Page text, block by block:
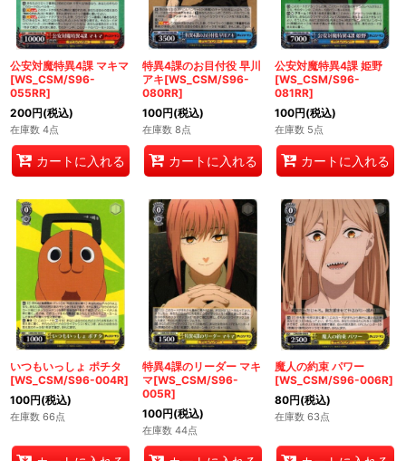
公安対魔特異4課 マキマ
[WS_CSM/S96-
055RR]
200円(税込)
在庫数 4点
カートに入れる
特異4課のお目付役 早川
アキ[WS_CSM/S96-
080RR]
100円(税込)
在庫数 8点
カートに入れる
公安対魔特異4課 姫野
[WS_CSM/S96-
081RR]
100円(税込)
在庫数 5点
カートに入れる
いつもいっしょ ポチタ
[WS_CSM/S96-004R]
100円(税込)
在庫数 66点
特異4課のリーダー マキ
マ[WS_CSM/S96-
005R]
100円(税込)
在庫数 44点
魔人の約束 パワー
[WS_CSM/S96-006R]
80円(税込)
在庫数 63点